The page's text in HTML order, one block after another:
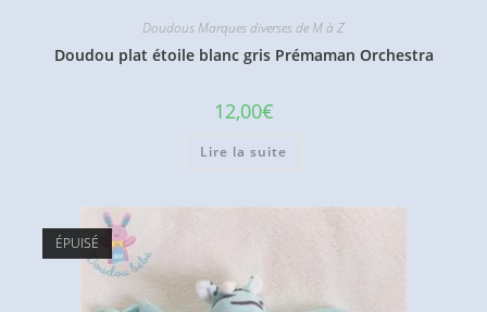
Doudous Marques diverses de M à Z
Doudou plat étoile blanc gris Prémaman Orchestra
12,00€
Lire la suite
ÉPUISÉ